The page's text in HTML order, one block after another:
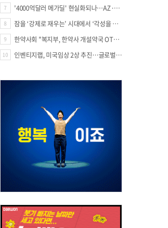
7 '4000억달러 메가딜' 현실화되나…AZ·BMS 합병설에 글로벌 제약업계 촉각
8 잠을 ‘강제로 재우는’ 시대에서 ‘각성을 낮추는’ 시대로
9 한약사회 "복지부, 한약사 개설약국 OTC 공급 방해 더는 방관 말아야"
10 인벤티지랩, 미국임상 2상 추진…글로벌 팁스 통해 정부 지원 60억원 확보